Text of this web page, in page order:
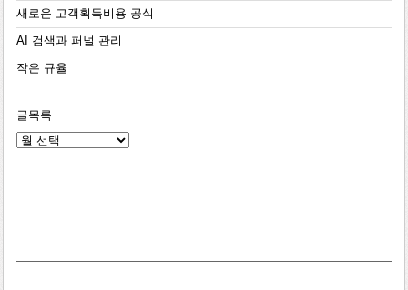
새로운 고객획득비용 공식
AI 검색과 퍼널 관리
작은 규율
글목록
글